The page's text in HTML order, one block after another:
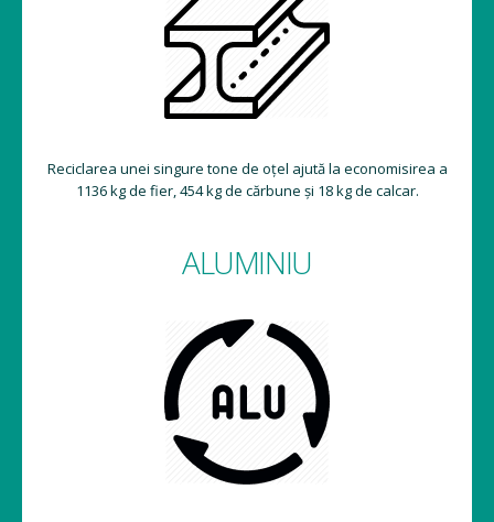
Reciclarea unei singure tone de oțel ajută la economisirea a
1136 kg de fier, 454 kg de cărbune și 18 kg de calcar.
ALUMINIU